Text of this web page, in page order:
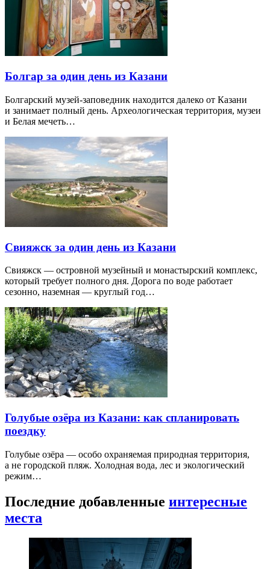
Болгар за один день из Казани
Болгарский музей-заповедник находится далеко от Казани
и занимает полный день. Археологическая территория, музеи
и Белая мечеть…
Свияжск за один день из Казани
Свияжск — островной музейный и монастырский комплекс,
который требует полного дня. Дорога по воде работает
сезонно, наземная — круглый год…
Голубые озёра из Казани: как спланировать
поездку
Голубые озёра — особо охраняемая природная территория,
а не городской пляж. Холодная вода, лес и экологический
режим…
Последние добавленные интересные
места